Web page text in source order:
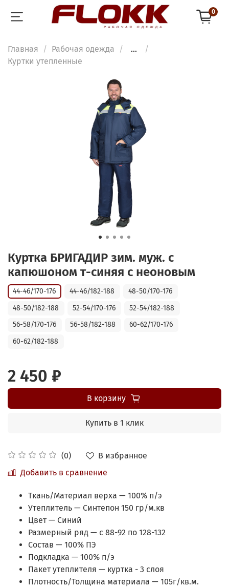
0
Главная Рабочая одежда
...
Куртки утепленные
Куртка БРИГАДИР зим. муж. с
капюшоном т-синяя с неоновым
(0)
В избранное
Добавить в сравнение
44-46/170-176 44-46/182-188
48-50/170-176
48-50/182-188
52-54/170-176
52-54/182-188
56-58/170-176
56-58/182-188
60-62/170-176
60-62/182-188
2 450 ₽
В корзину
Купить в 1 клик
Ткань/Материал верха — 100% п/э
Утеплитель — Синтепон 150 гр/м.кв
Цвет — Синий
Размерный ряд — с 88-92 по 128-132
Состав — 100% ПЭ
Подкладка — 100% п/э
Пакет утеплителя — куртка - 3 слоя
Плотность/Толщина материала — 105г/кв.м.